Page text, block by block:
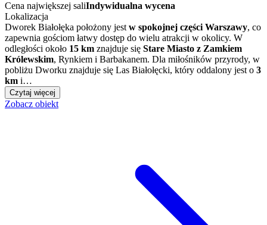
Cena największej saliIndywidualna wycena
Lokalizacja
Dworek Białołęka położony jest w spokojnej części Warszawy, co
zapewnia gościom łatwy dostęp do wielu atrakcji w okolicy. W
odległości około 15 km znajduje się Stare Miasto z Zamkiem
Królewskim, Rynkiem i Barbakanem. Dla miłośników przyrody, w
pobliżu Dworku znajduje się Las Białołęcki, który oddalony jest o 3
km i…
Czytaj więcej
Zobacz obiekt